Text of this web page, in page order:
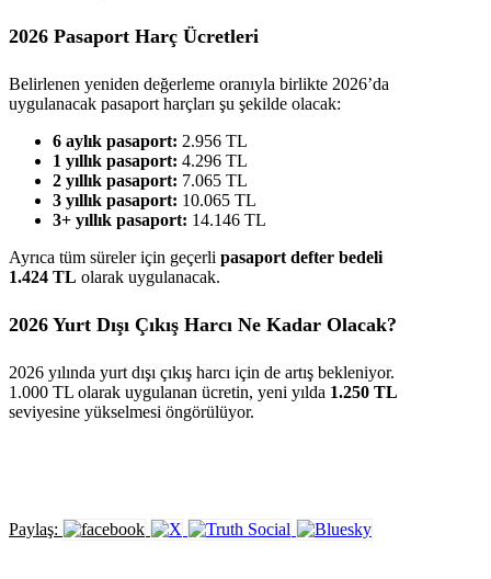
2026 Pasaport Harç Ücretleri
Belirlenen yeniden değerleme oranıyla birlikte 2026’da
uygulanacak pasaport harçları şu şekilde olacak:
6 aylık pasaport: 2.956 TL
1 yıllık pasaport: 4.296 TL
2 yıllık pasaport: 7.065 TL
3 yıllık pasaport: 10.065 TL
3+ yıllık pasaport: 14.146 TL
Ayrıca tüm süreler için geçerli pasaport defter bedeli
1.424 TL olarak uygulanacak.
2026 Yurt Dışı Çıkış Harcı Ne Kadar Olacak?
2026 yılında yurt dışı çıkış harcı için de artış bekleniyor.
1.000 TL olarak uygulanan ücretin, yeni yılda 1.250 TL
seviyesine yükselmesi öngörülüyor.
Paylaş: